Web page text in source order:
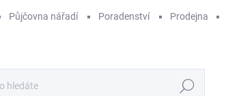
Půjčovna nářadí Poradenství Prodejna
Hledat